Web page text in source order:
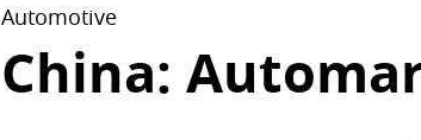
Automotive
China: